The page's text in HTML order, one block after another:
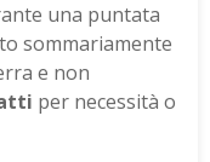
una puntata
sommariamente
e non
per necessità o